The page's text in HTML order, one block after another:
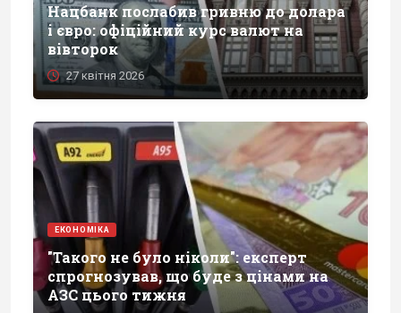
Нацбанк послабив гривню до долара
і євро: офіційний курс валют на
вівторок
27 квітня 2026
ЕКОНОМІКА
"Такого не було ніколи": експерт
спрогнозував, що буде з цінами на
АЗС цього тижня